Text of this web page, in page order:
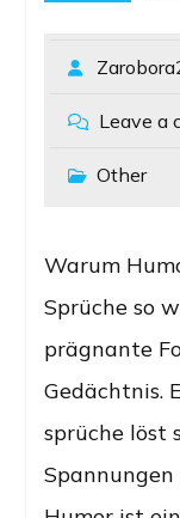
Leave a
Other
Warum
Sprüche so
prägnante
Gedächtnis.
sprüche löst